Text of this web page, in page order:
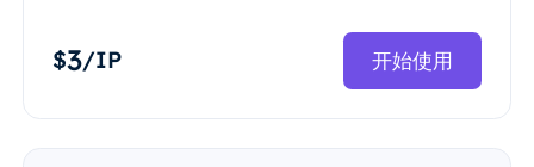
$3/IP 开始使用